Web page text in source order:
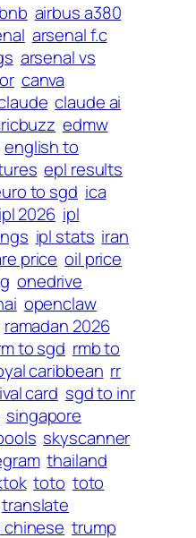
airbus a380
arsenal f.c
arsenal vs
canva
claude ai
edmw
english to
epl results
to sgd ica
ipl 2026 ipl
ipl stats iran
price oil price
onedrive
openclaw
ramadan 2026
to sgd rmb to
caribbean rr
card sgd to inr
singapore
skyscanner
thailand
toto toto
translate
trump